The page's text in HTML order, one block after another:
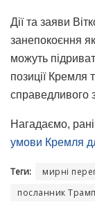
Дії та заяви
занепокоєння
можуть
позиції Кремля
справедливого
Нагадаємо,
умови Кремля
Теги: мирні
посланник